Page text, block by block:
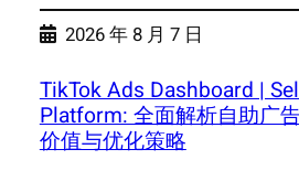
2026 年 8 月 7 日
TikTok Ads Dashboard |
Platform: 全面解析自助广
价值与优化策略